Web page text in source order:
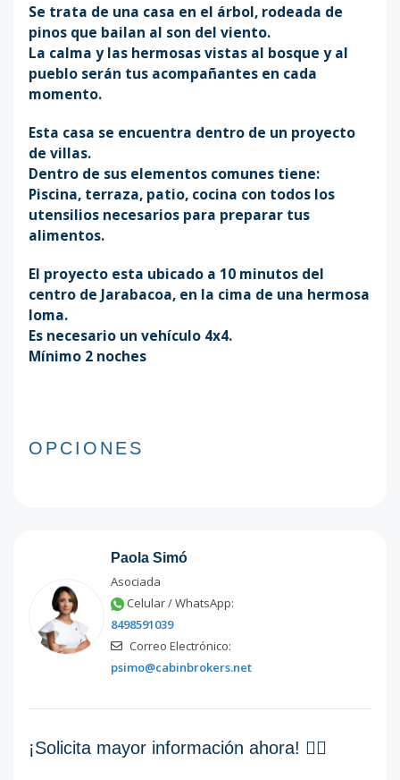
Se trata de una casa en el árbol, rodeada de
pinos que bailan al son del viento.
La calma y las hermosas vistas al bosque y al
pueblo serán tus acompañantes en cada
momento.
Esta casa se encuentra dentro de un proyecto
de villas.
Dentro de sus elementos comunes tiene:
Piscina, terraza, patio, cocina con todos los
utensilios necesarios para preparar tus
alimentos.
El proyecto esta ubicado a 10 minutos del
centro de Jarabacoa, en la cima de una hermosa
loma.
Es necesario un vehículo 4x4.
Mínimo 2 noches
OPCIONES
Paola Simó
Asociada
Celular / WhatsApp:
8498591039
Correo Electrónico:
psimo@cabinbrokers.net
¡Solicita mayor información ahora! 👇🏽